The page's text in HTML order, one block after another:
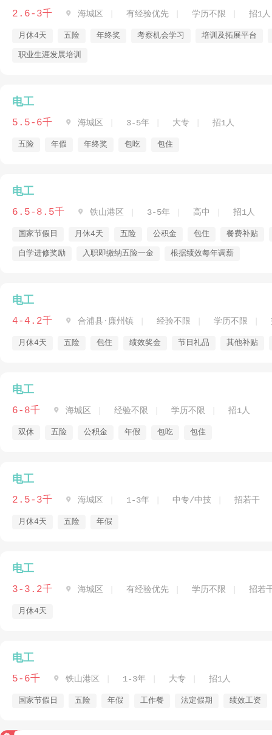
2.6-3千  海城区 有经验优先 学历不限 招1人
月休4天 五险 年终奖 考察机会学习 培训及拓展平台
职业生涯发展培训
电工
5.5-6千  海城区 3-5年 大专 招1人
五险 年假 年终奖 包吃 包住
电工
6.5-8.5千  铁山港区 3-5年 高中 招1人
国家节假日 月休4天 五险 公积金 包住 餐费补贴
自学进修奖励 入职即缴纳五险一金 根据绩效每年调薪
电工
4-4.2千  合浦县·廉州镇 经验不限 学历不限
月休4天 五险 包住 绩效奖金 节日礼品 其他补贴
电工
6-8千  海城区 经验不限 学历不限 招1人
双休 五险 公积金 年假 包吃 包住
电工
2.5-3千  海城区 1-3年 中专/中技 招若干
月休4天 五险 年假
电工
3-3.2千  海城区 有经验优先 学历不限 招若
月休4天
电工
5-6千  铁山港区 1-3年 大专 招1人
国家节假日 五险 年假 工作餐 法定假期 绩效工资